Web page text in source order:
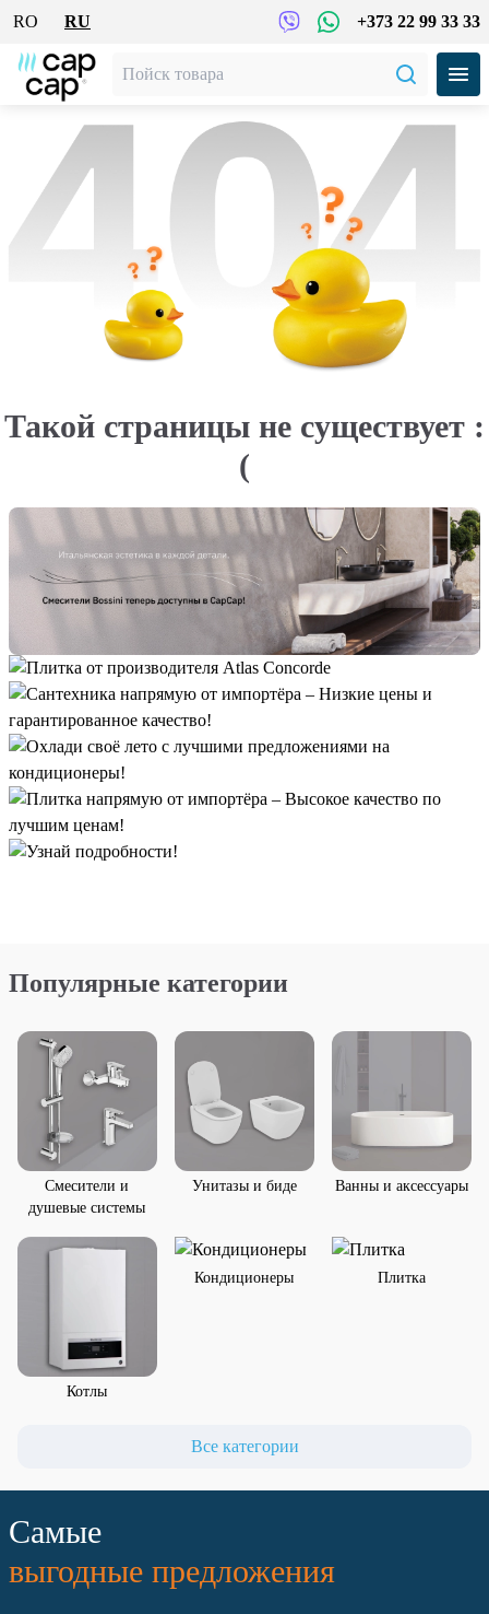
RO RU +373 22 99 33 33
Такой страницы не существует :
(
Популярные категории
Смесители и
душевые системы
Унитазы и биде Ванны и аксессуары
Котлы
Кондиционеры Плитка
Все категории
Самые
выгодные предложения